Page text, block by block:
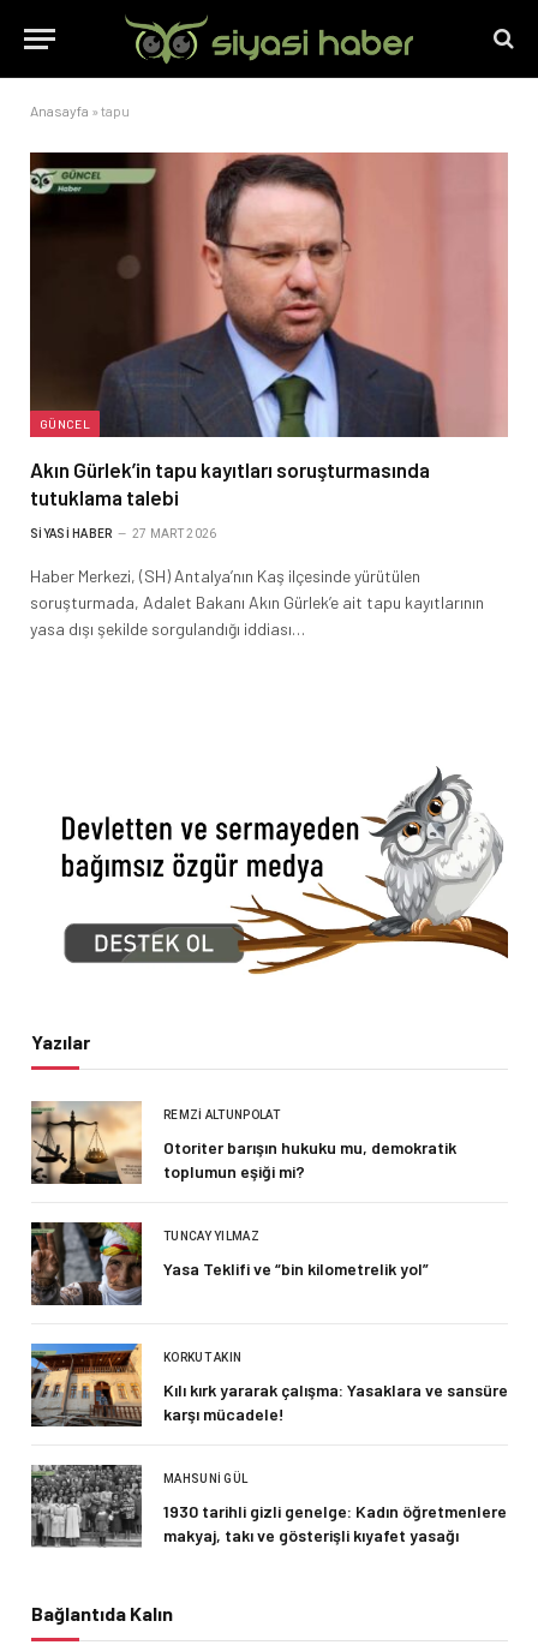
Anasayfa » tapu
GÜNCEL
Akın Gürlek’in tapu kayıtları soruşturmasında
tutuklama talebi
SIYASI HABER 27 MART 2026
Haber Merkezi, (SH) Antalya’nın Kaş ilçesinde yürütülen
soruşturmada, Adalet Bakanı Akın Gürlek’e ait tapu kayıtlarının
yasa dışı şekilde sorgulandığı iddiası…
Yazılar
REMZI ALTUNPOLAT
Otoriter barışın hukuku mu, demokratik
toplumun eşiği mi?
TUNCAY YILMAZ
Yasa Teklifi ve “bin kilometrelik yol”
KORKUT AKIN
Kılı kırk yararak çalışma: Yasaklara ve sansüre
karşı mücadele!
MAHSUNI GÜL
1930 tarihli gizli genelge: Kadın öğretmenlere
makyaj, takı ve gösterişli kıyafet yasağı
Bağlantıda Kalın